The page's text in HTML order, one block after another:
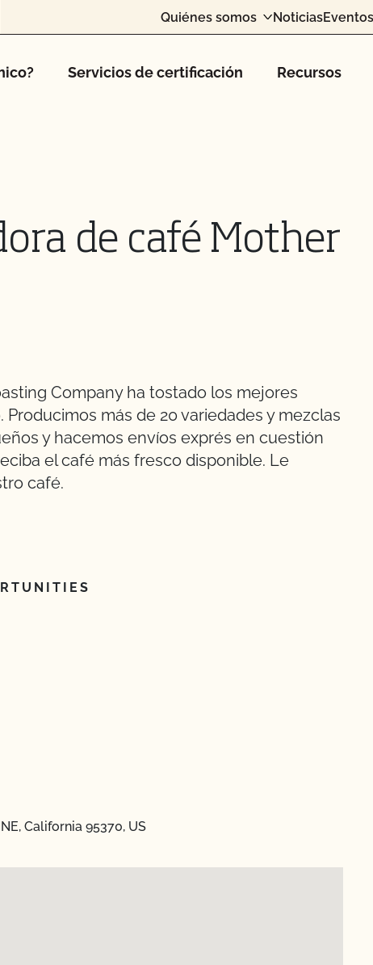
Quiénes somos NoticiasEventos
Servicios de certificación Recursos
de café Mother
Company ha tostado los mejores
más de 20 variedades y mezclas
y hacemos envíos exprés en cuestión
el café más fresco disponible. Le
café.
California 95370, US